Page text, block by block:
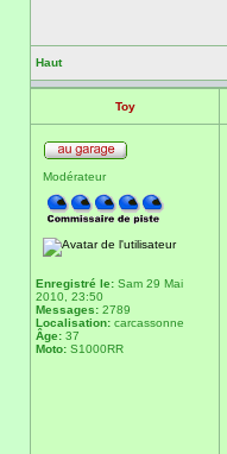
Haut
Toy
Modérateur
Enregistré le: Sam 29 Mai
2010, 23:50
Messages: 2789
Localisation: carcassonne
Âge: 37
Moto: S1000RR